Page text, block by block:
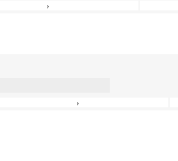
›
›